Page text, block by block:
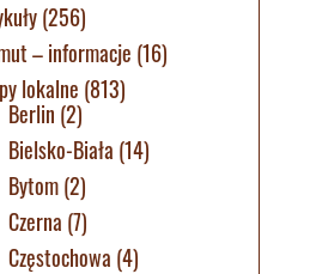
(256)
– informacje (16)
lokalne (813)
Berlin (2)
Bielsko-Biała (14)
Bytom(2)
Czerna (7)
Częstochowa (4)